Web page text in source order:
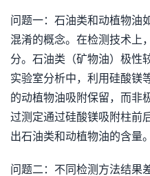
问题一：石油类和动植物油
混淆的概念。在检测技术上
分。石油类（矿物油）极性
实验室分析中，利用硅酸镁
的动植物油吸附保留，而非
过测定通过硅酸镁吸附柱前
出石油类和动植物油的含量。
问题二：不同检测方法结果